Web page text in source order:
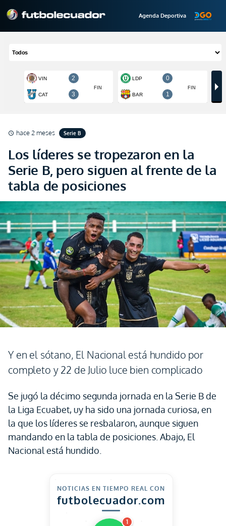
Agenda Deportiva
schedule hace 2 meses Serie B
Los líderes se tropezaron en la
Serie B, pero siguen al frente de la
tabla de posiciones
Y en el sótano, El Nacional está hundido por
completo y 22 de Julio luce bien complicado
Se jugó la décimo segunda jornada en la Serie B de
la Liga Ecuabet, uy ha sido una jornada curiosa, en
la que los líderes se resbalaron, aunque siguen
mandando en la tabla de posiciones. Abajo, El
Nacional está hundido.
NOTICIAS EN TIEMPO REAL CON
futbolecuador.com
1